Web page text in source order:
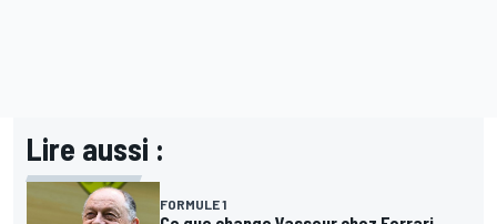
Lire aussi :
FORMULE 1